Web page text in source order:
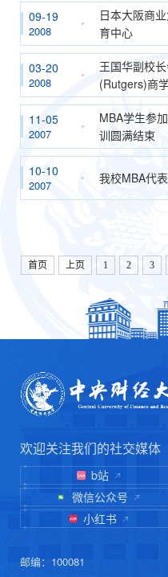
09-19
2008
日本大阪商
育中心
03-20
2008
王国华副校
(Rutgers)商
11-05
2007
MBA学生参
训圆满结束
10-10
2007 我校MBA代
首页 上页 1 2 3
欢迎关注我们的社交媒体
b站
微信公众号
小红书
邮编：100081